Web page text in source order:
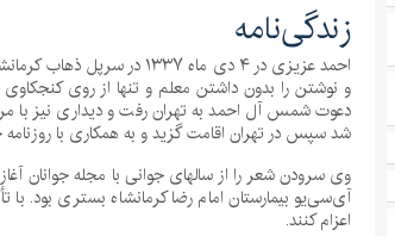
زندگی‌نامه
احمد عزیزی در ۴ دی ماه
و نوشتن را بدون داشتن معلم و تنها از روی
دعوت شمس آل احمد به تهران رفت و دیداری نیز با
شد سپس در تهران اقامت گزید و به همکاری با
آی‌سی‌یو بیمارستان امام رضا کرمانشاه بستری بود.
اعزام کنند.